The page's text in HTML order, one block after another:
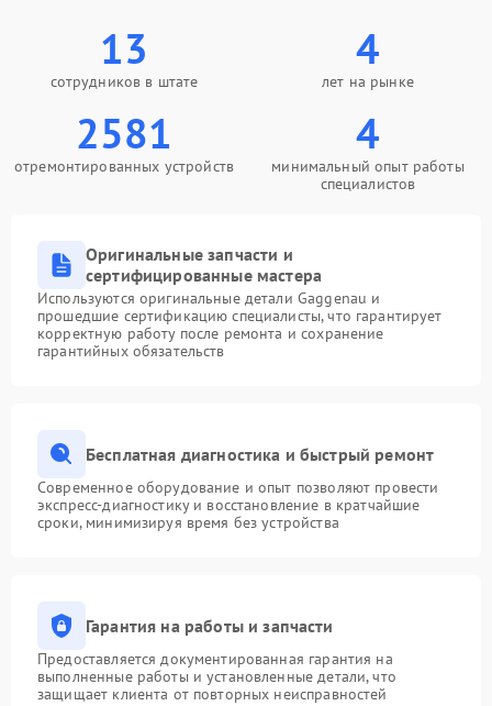
13
сотрудников в штате
4
лет на рынке
2581
отремонтированных устройств
4
минимальный опыт работы
специалистов
Оригинальные запчасти и
сертифицированные мастера
Используются оригинальные детали Gaggenau и
прошедшие сертификацию специалисты, что гарантирует
корректную работу после ремонта и сохранение
гарантийных обязательств
Бесплатная диагностика и быстрый ремонт
Современное оборудование и опыт позволяют провести
экспресс-диагностику и восстановление в кратчайшие
сроки, минимизируя время без устройства
Гарантия на работы и запчасти
Предоставляется документированная гарантия на
выполненные работы и установленные детали, что
защищает клиента от повторных неисправностей